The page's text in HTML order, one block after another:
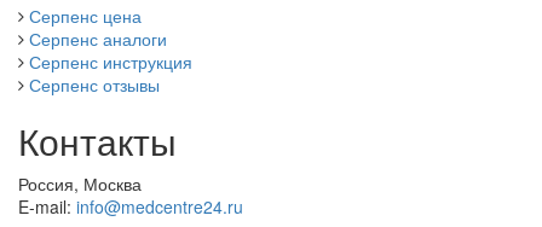
Серпенс цена
Серпенс аналоги
Серпенс инструкция
Серпенс отзывы
Контакты
Россия, Москва
E-mail: info@medcentre24.ru